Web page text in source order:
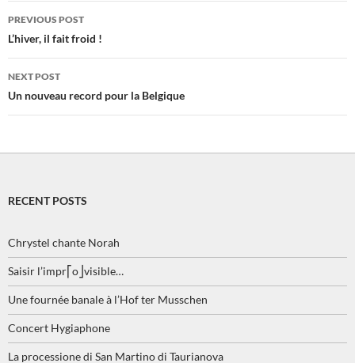
Post
navigation
PREVIOUS POST
L’hiver, il fait froid !
NEXT POST
Un nouveau record pour la Belgique
RECENT POSTS
Chrystel chante Norah
Saisir l’impr⎡o⎦visible…
Une fournée banale à l’Hof ter Musschen
Concert Hygiaphone
La processione di San Martino di Taurianova